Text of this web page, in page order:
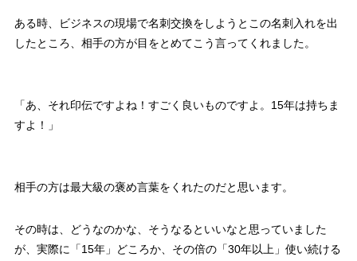
ある時、ビジネスの現場で名刺交換をしようとこの名刺入れを出
したところ、相手の方が目をとめてこう言ってくれました。
「あ、それ印伝ですよね！すごく良いものですよ。15年は持ちま
すよ！」
相手の方は最大級の褒め言葉をくれたのだと思います。
その時は、どうなのかな、そうなるといいなと思っていました
が、実際に「15年」どころか、その倍の「30年以上」使い続ける